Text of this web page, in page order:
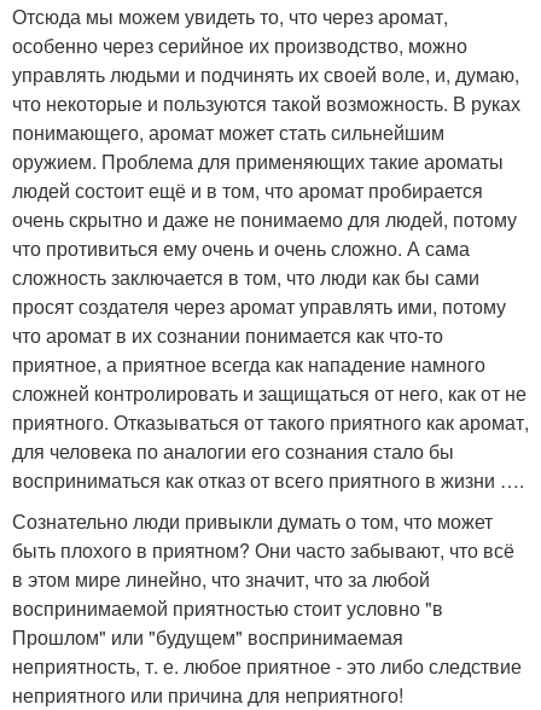
Отсюда мы можем увидеть то, что через аромат,
особенно через серийное их производство, можно
управлять людьми и подчинять их своей воле, и, думаю,
что некоторые и пользуются такой возможность. В руках
понимающего, аромат может стать сильнейшим
оружием. Проблема для применяющих такие ароматы
людей состоит ещё и в том, что аромат пробирается
очень скрытно и даже не понимаемо для людей, потому
что противиться ему очень и очень сложно. А сама
сложность заключается в том, что люди как бы сами
просят создателя через аромат управлять ими, потому
что аромат в их сознании понимается как что-то
приятное, а приятное всегда как нападение намного
сложней контролировать и защищаться от него, как от не
приятного. Отказываться от такого приятного как аромат,
для человека по аналогии его сознания стало бы
восприниматься как отказ от всего приятного в жизни ….
Сознательно люди привыкли думать о том, что может
быть плохого в приятном? Они часто забывают, что всё
в этом мире линейно, что значит, что за любой
воспринимаемой приятностью стоит условно "в
Прошлом" или "будущем" воспринимаемая
неприятность, т. е. любое приятное - это либо следствие
неприятного или причина для неприятного!